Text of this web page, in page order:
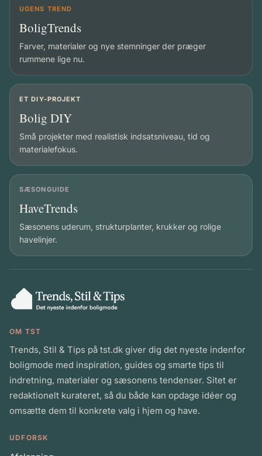
UGENS TREND
BoligTrends
Farver, materialer og nye stemninger der præger
rummene lige nu.
ET DIY-PROJEKT
Bolig DIY
Små projekter med realistisk indsatsniveau, tid og
materialefokus.
SÆSONGUIDE
HaveTrends
Sæsonens uderum, strukturplanter, krukker og rolige
havelinjer.
OM TST
Trends, Stil & Tips på tst.dk giver dig det nyeste indenfor
boligmode med inspiration, guides og smarte tips til
indretning, materialer og sæsonens tendenser. Sitet er
redaktionelt kurateret, så du både kan opdage idéer og
omsætte dem til konkrete valg i hjem og have.
UDFORSK